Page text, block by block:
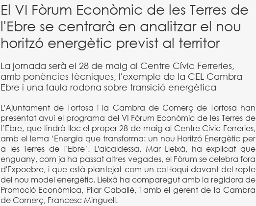
El VI Fòrum Econòmic de les Terres de
l'Ebre se centrarà en analitzar el nou
horitzó energètic previst al territor
La jornada serà el 28 de maig al Centre Cívic Ferreries,
amb ponències tècniques, l'exemple de la CEL Cambra
Ebre i una taula rodona sobre transició energètica
L'Ajuntament de Tortosa i la Cambra de Comerç de Tortosa han
presentat avui el programa del VI Fòrum Econòmic de les Terres de
l’Ebre, que tindrà lloc el proper 28 de maig al Centre Cívic Ferreries,
amb el lema ‘Energia que transforma: un nou Horitzó Energètic per
a les Terres de l’Ebre’. L'alcaldessa, Mar Lleixà, ha explicat que
enguany, com ja ha passat altres vegades, el Fòrum se celebra fora
d'Expoebre, i que està plantejat com un col·loqui davant del repte
del nou model energètic. Lleixà ha comparegut amb la regidora de
Promoció Econòmica, Pilar Caballé, i amb el gerent de la Cambra
de Comerç, Francesc Minguell.